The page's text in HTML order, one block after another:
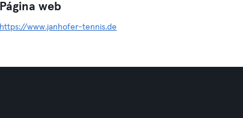
Página web
https://www.janhofer-tennis.de